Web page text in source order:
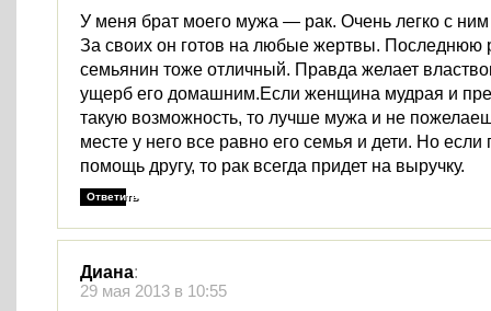
У меня брат моего мужа — рак. Очень легко с ним
За своих он готов на любые жертвы. Последнюю
семьянин тоже отличный. Правда желает
ущерб его домашним.Если женщина мудрая и
такую возможность, то лучше мужа и не
месте у него все равно его семья и дети. Но если
помощь другу, то рак всегда придет на выручку.
Ответить
Диана:
29 мая 2013 в 10:55